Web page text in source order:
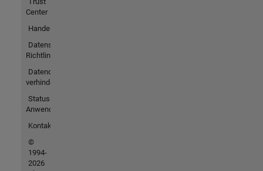
Center
Handelsmarken
Datenschutz-
Richtlinien
Datendiebstahl
verhindern
Status von
Anwendungen
Kontakt
©
1994-
2026